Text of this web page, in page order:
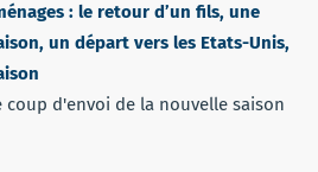
: le retour d’un fils, une
un départ vers les Etats-Unis,
coup d'envoi de la nouvelle saison